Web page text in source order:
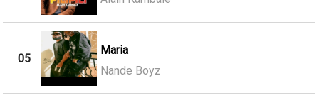
05
Maria
Nande Boyz